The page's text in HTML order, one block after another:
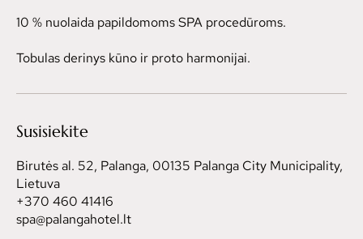
10 % nuolaida papildomoms SPA procedūroms.
Susisiekite
Birutės al. 52, Palanga, 00135 Palanga City Municipality,
Lietuva
+370 460 41416
spa@palangahotel.lt